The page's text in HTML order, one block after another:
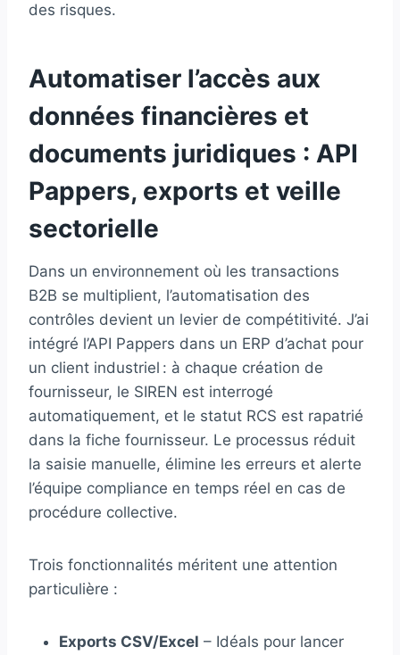
des risques.
Automatiser l’accès aux
données financières et
documents juridiques : API
Pappers, exports et veille
sectorielle
Dans un environnement où les transactions
B2B se multiplient, l’automatisation des
contrôles devient un levier de compétitivité. J’ai
intégré l’API Pappers dans un ERP d’achat pour
un client industriel : à chaque création de
fournisseur, le SIREN est interrogé
automatiquement, et le statut RCS est rapatrié
dans la fiche fournisseur. Le processus réduit
la saisie manuelle, élimine les erreurs et alerte
l’équipe compliance en temps réel en cas de
procédure collective.
Trois fonctionnalités méritent une attention
particulière :
Exports CSV/Excel – Idéals pour lancer